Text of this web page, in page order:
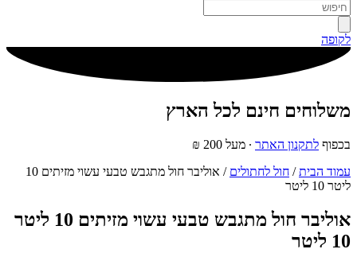
לקופה
משלוחים חינם לכל הארץ
בכפוף לתקנון האתר ∙ מעל 200 ₪
עמוד הבית/ חול לחתולים
/ אוליבר חול מתגבש טבעי עשוי מזיתים 10
ליטר 10 ליטר
אוליבר חול מתגבש טבעי עשוי מזיתים 10 ליטר
10 ליטר